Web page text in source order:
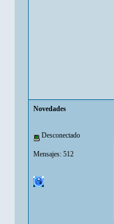
Novedades
Desconectado
Mensajes: 512